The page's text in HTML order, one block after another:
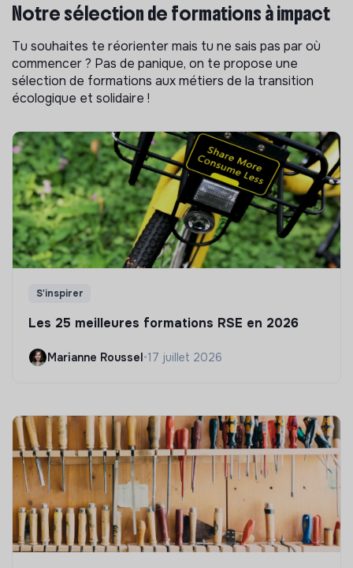
Notre sélection de formations à impact
Tu souhaites te réorienter mais tu ne sais pas par où
commencer ? Pas de panique, on te propose une
sélection de formations aux métiers de la transition
écologique et solidaire !
S'inspirer
Les 25 meilleures formations RSE en 2026
Marianne Roussel•17 juillet 2026